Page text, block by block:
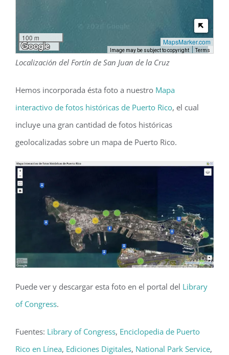
100 m
300 ft
MapsMarker.com
Image may be subject to copyright Terms
Localización del Fortín de San Juan de la Cruz
Hemos incorporada ésta foto a nuestro Mapa
interactivo de fotos históricas de Puerto Rico, el cual
incluye una gran cantidad de fotos históricas
geolocalizadas sobre un mapa de Puerto Rico.
Puede ver y descargar esta foto en el portal del Library
of Congress.
Fuentes: Library of Congress, Enciclopedia de Puerto
Rico en Línea, Ediciones Digitales, National Park Service,